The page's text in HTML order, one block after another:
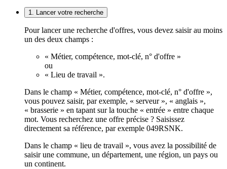
1. Lancer votre recherche
Pour lancer une recherche d'offres, vous devez saisir au moins
un des deux champs :
« Métier, compétence, mot-clé, n° d'offre »
ou
« Lieu de travail ».
Dans le champ « Métier, compétence, mot-clé, n° d'offre »,
vous pouvez saisir, par exemple, « serveur », « anglais »,
« brasserie » en tapant sur la touche « entrée » entre chaque
mot. Vous recherchez une offre précise ? Saisissez
directement sa référence, par exemple 049RSNK.
Dans le champ « lieu de travail », vous avez la possibilité de
saisir une commune, un département, une région, un pays ou
un continent.